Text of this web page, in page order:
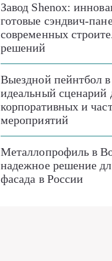
Завод Shenox:
готовые сэндвич-
современных
решений
Выездной пейнтбол
идеальный сценарий
корпоративных и
мероприятий
Металлопрофиль в
надежное решение
фасада в России